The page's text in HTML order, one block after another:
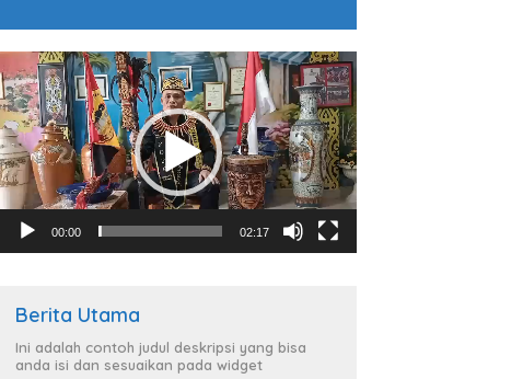
Pemutar
Video
00:00 02:17
Berita Utama
Ini adalah contoh judul deskripsi yang bisa
anda isi dan sesuaikan pada widget